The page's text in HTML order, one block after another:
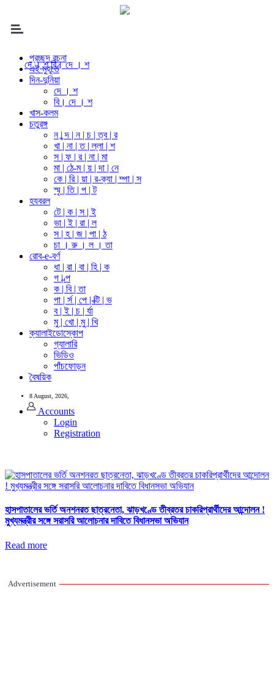
প্রচ্ছদ রচনা
এই মুহূর্তে
দিন-দুনিয়া
দে । শ
বি। দে । শ
খাস-কলম
চতুরঙ্গ
ন | ন্দ | ন | চ | ত্ব | র
খা | না | ত | ল্লা | শ
স | ফ | র | না | মা
মা | ঠে-ম | য় | দা | নে
কে | রি | য়া | র-ক্যা | ম্পা | স
স্মৃ | তি | প | ট
হযবরল
টে | ক | স | ই
ভা | ই | রা | ল
স | হ | জ | পা | ঠ
চা । রু । ল । তা
রোব-e-বর্ণ
ধা | রা | বা | হি | ক
গ | ল্প
ক | বি | তা
পা | র্স | পে | ক্টি | ভ
ব | ই | চ | র্যা
মু | খো | মু | খি
ক্যালাইডোস্কোপ
গ্যালারি
ভিডিও
পাঁচফোড়ন
বৈষয়িক
8 August, 2026,
Accounts
Login
Registration
দে । শ বি। দে । শ
হাসপাতালের ভর্তি অনশনরত ছাত্রনেতা, ঝাড়খণ্ডে তীব্রতর চাকরিপ্রার্থীদের আন্দোলন !
মুখ্যমন্ত্রীর সঙ্গে সরাসরি আলোচনার দাবিতে বিধানসভা অভিযান
Read more
Advertisement